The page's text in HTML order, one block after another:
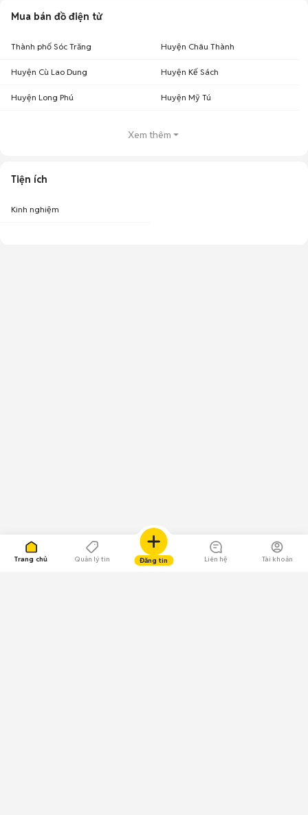
Trang chủ Quản lý tin Đăng tin Liên hệ Tài khoản
Mua bán đồ điện tử
Thành phố Sóc Trăng Huyện Châu Thành
Huyện Cù Lao Dung Huyện Kế Sách
Huyện Long Phú Huyện Mỹ Tú
Xem thêm
Tiện ích
Kinh nghiệm